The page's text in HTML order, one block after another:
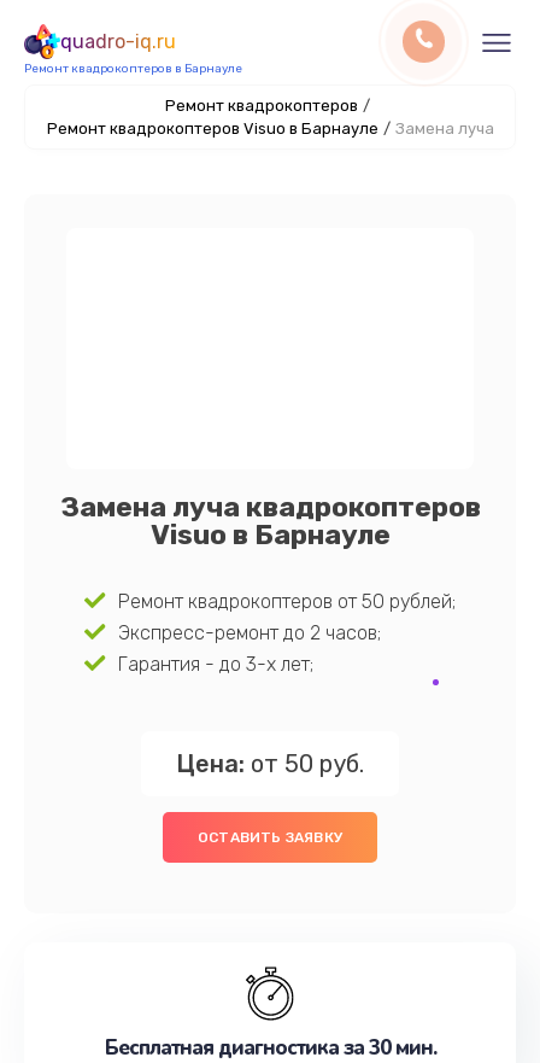
quadro-iq.ru
Ремонт квадрокоптеров в Барнауле
Ремонт квадрокоптеров /
Ремонт квадрокоптеров Visuo в Барнауле / Замена луча
Замена луча квадрокоптеров
Visuo в Барнауле
Ремонт квадрокоптеров от 50 рублей;
Экспресс-ремонт до 2 часов;
Гарантия - до 3-х лет;
Цена: от 50 руб.
ОСТАВИТЬ ЗАЯВКУ
Бесплатная диагностика за 30 мин.